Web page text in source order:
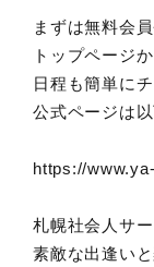
まずは無料会
トップページ
日程も簡単に
公式ページは
https://
札幌社会人サ
素敵な出逢い